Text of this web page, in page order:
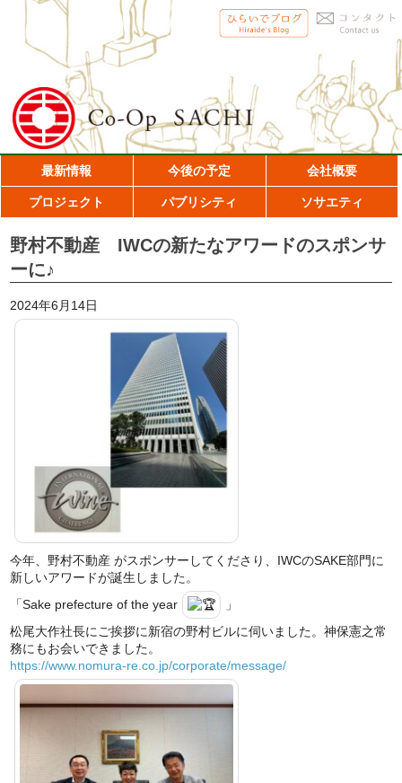
最新情報 今後の予定 会社概要
プロジェクト パブリシティ ソサエティ
野村不動産 IWCの新たなアワードのスポンサ
ーに♪
2024年6月14日
今年、野村不動産 がスポンサーしてくださり、IWCのSAKE部門に
新しいアワードが誕生しました。
「Sake prefecture of the year
」
松尾大作社長にご挨拶に新宿の野村ビルに伺いました。神保憲之常
務にもお会いできました。
https://www.nomura-re.co.jp/corporate/message/